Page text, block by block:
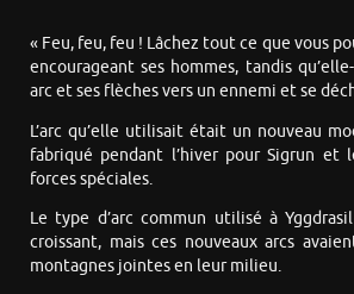
« Feu, feu, feu ! Lâchez tout ce que vous
encourageant ses hommes, tandis
arc et ses flèches vers un ennemi et se
L’arc qu’elle utilisait était un nouveau
fabriqué pendant l’hiver pour Sigrun et
forces spéciales.
Le type d’arc commun utilisé à
croissant, mais ces nouveaux arcs
montagnes jointes en leur milieu.